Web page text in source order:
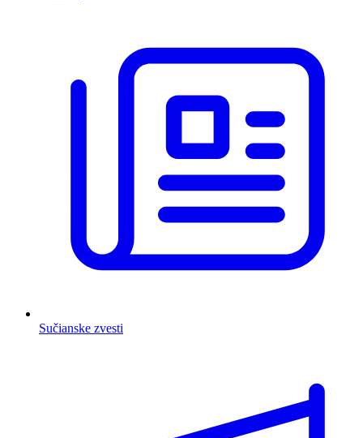
Sučianske zvesti